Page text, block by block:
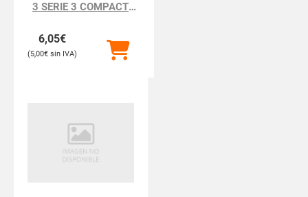
3 SERIE 3 COMPACTO
6,05€
5,00€